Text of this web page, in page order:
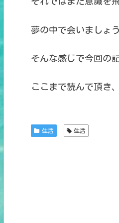
夢の中で会いましょう
そんな感じで今回の
ここまで読んで頂き
生活 生活